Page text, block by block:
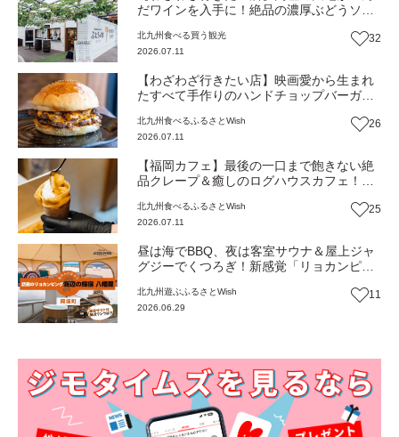
だワインを入手に！絶品の濃厚ぶどうソフ
『ぶどうの樹のワイナリー』（福岡・岡垣
町）【まち歩き】
北九州食べる買う観光
2026.07.11
32
【わざわざ行きたい店】映画愛から生まれ
たすべて手作りのハンドチョップバーガ
びつなめらかプリンも人気『ニュルブルク
リンク』（福岡・岡垣町）【まち歩き】
北九州食べる ふるさとWish
2026.07.11
26
【福岡カフェ】最後の一口まで飽きない絶
品クレープ＆癒しのログハウスカフェ！ほ
フェ』（福岡・岡垣町）【まち歩き】
北九州食べる ふるさとWish
2026.07.11
25
昼は海でBBQ、夜は客室サウナ＆屋上ジャ
グジーでくつろぎ！新感覚「リョカンピン
北九州遊ぶ ふるさとWish
2026.06.29
11